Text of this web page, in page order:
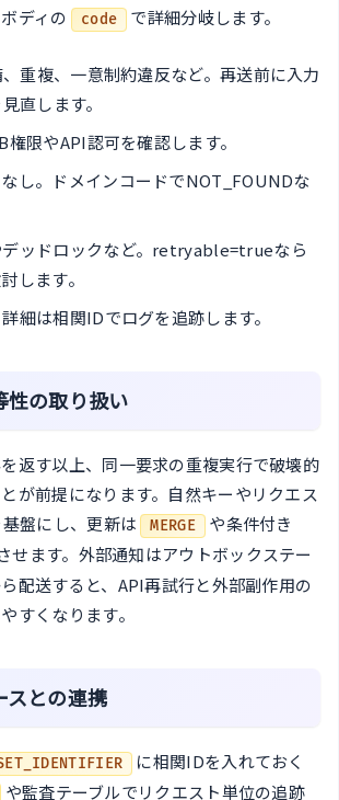
ディの
code で詳細分岐します。
重複、一意制約違反など。再送前に入力
直します。
限やAPI認可を確認します。
し。ドメインコードでNOT_FOUNDな
デッドロックなど。retryable=trueなら
します。
細は相関IDでログを追跡します。
性の取り扱い
返す以上、同一要求の重複実行で破壊的
が前提になります。自然キーやリクエス
盤にし、更新は MERGE や条件付き
せます。外部通知はアウトボックステー
配送すると、API再試行と外部副作用の
すくなります。
スとの連携
に相関IDを入れておく
や監査テーブルでリクエスト単位の追跡